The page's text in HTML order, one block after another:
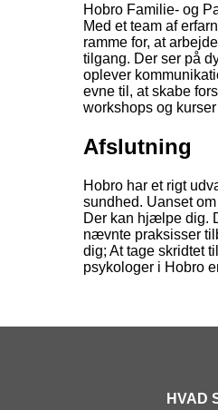
Hobro Familie- og
Med et team af
ramme for, at
tilgang. Der ser på
oplever
evne til, at skabe
workshops og
Afslutning
Hobro har et rigt
sundhed. Uanset
Der kan hjælpe dig.
nævnte praksisser
dig; At tage skridtet
psykologer i Hobro
HVAD